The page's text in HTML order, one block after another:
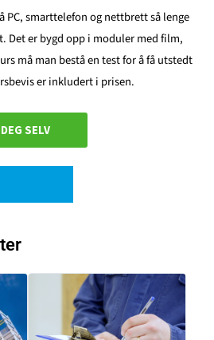
PC, smarttelefon og nettbrett så lenge
Det er bygd opp i moduler med film,
må man bestå en test for å få utstedt
er inkludert i prisen.
SELV